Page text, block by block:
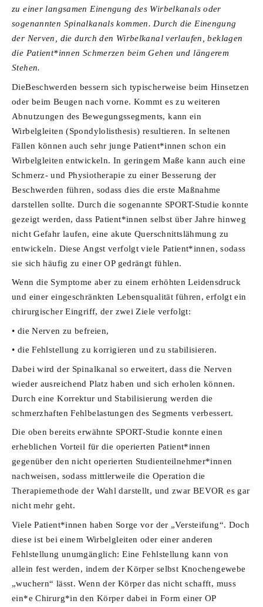
zu einer langsamen Einengung des Wirbelkanals oder
sogenannten Spinalkanals kommen. Durch die Einengung
der Nerven, die durch den Wirbelkanal verlaufen, beklagen
die Patient*innen Schmerzen beim Gehen und längerem
Stehen.
DieBeschwerden bessern sich typischerweise beim Hinsetzen
oder beim Beugen nach vorne. Kommt es zu weiteren
Abnutzungen des Bewegungssegments, kann ein
Wirbelgleiten (Spondylolisthesis) resultieren. In seltenen
Fällen können auch sehr junge Patient*innen schon ein
Wirbelgleiten entwickeln. In geringem Maße kann auch eine
Schmerz- und Physiotherapie zu einer Besserung der
Beschwerden führen, sodass dies die erste Maßnahme
darstellen sollte. Durch die sogenannte SPORT-Studie konnte
gezeigt werden, dass Patient*innen selbst über Jahre hinweg
nicht Gefahr laufen, eine akute Querschnittslähmung zu
entwickeln. Diese Angst verfolgt viele Patient*innen, sodass
sie sich häufig zu einer OP gedrängt fühlen.
Wenn die Symptome aber zu einem erhöhten Leidensdruck
und einer eingeschränkten Lebensqualität führen, erfolgt ein
chirurgischer Eingriff, der zwei Ziele verfolgt:
• die Nerven zu befreien,
• die Fehlstellung zu korrigieren und zu stabilisieren.
Dabei wird der Spinalkanal so erweitert, dass die Nerven
wieder ausreichend Platz haben und sich erholen können.
Durch eine Korrektur und Stabilisierung werden die
schmerzhaften Fehlbelastungen des Segments verbessert.
Die oben bereits erwähnte SPORT-Studie konnte einen
erheblichen Vorteil für die operierten Patient*innen
gegenüber den nicht operierten Studienteilnehmer*innen
nachweisen, sodass mittlerweile die Operation die
Therapiemethode der Wahl darstellt, und zwar BEVOR es gar
nicht mehr geht.
Viele Patient*innen haben Sorge vor der „Versteifung“. Doch
diese ist bei einem Wirbelgleiten oder einer anderen
Fehlstellung unumgänglich: Eine Fehlstellung kann von
allein fest werden, indem der Körper selbst Knochengewebe
„wuchern“ lässt. Wenn der Körper das nicht schafft, muss
ein*e Chirurg*in den Körper dabei in Form einer OP